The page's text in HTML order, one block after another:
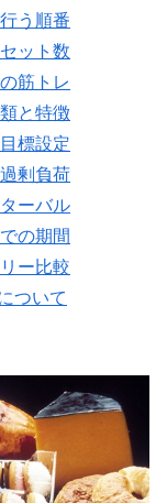
う順番
ット数
筋トレ
と特徴
標設定
剰負荷
ーバル
の期間
ー比較
ついて